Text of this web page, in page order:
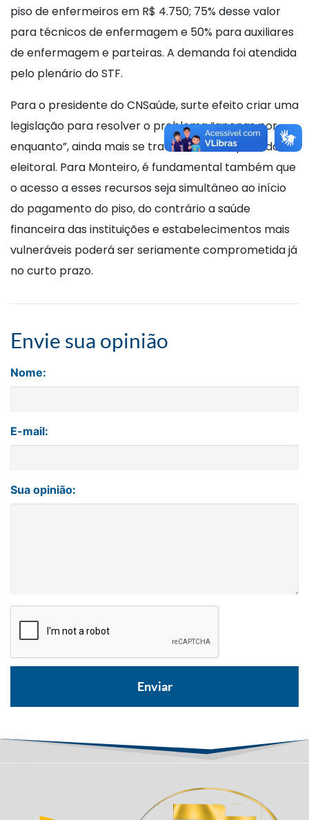
piso de enfermeiros em R$ 4.750; 75% desse valor
para técnicos de enfermagem e 50% para auxiliares
de enfermagem e parteiras. A demanda foi atendida
pelo plenário do STF.
Para o presidente do CNSaúde, surte efeito criar uma
legislação para resolver o problema “apenas por
enquanto”, ainda mais se tratando de um período
eleitoral. Para Monteiro, é fundamental também que
o acesso a esses recursos seja simultâneo ao início
do pagamento do piso, do contrário a saúde
financeira das instituições e estabelecimentos mais
vulneráveis poderá ser seriamente comprometida já
no curto prazo.
Envie sua opinião
Nome:
E-mail:
Sua opinião: